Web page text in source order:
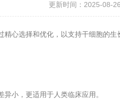
更新时间：2025-08-
心选择和优化，以支持干细胞的
小，更适用于人类临床应用。